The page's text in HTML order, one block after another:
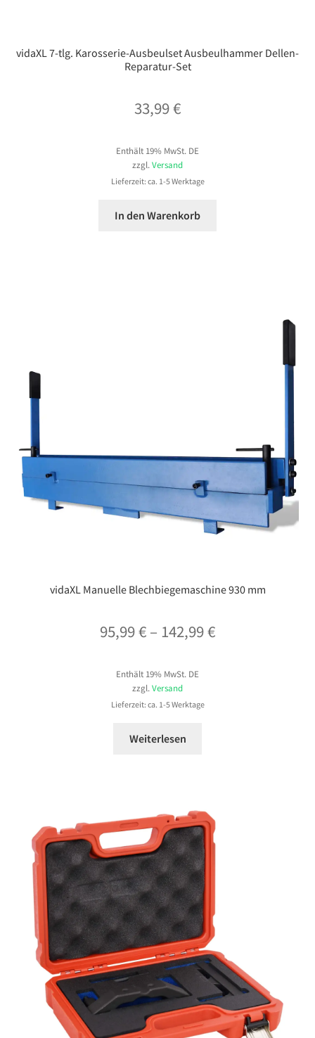
vidaXL 7-tlg. Karosserie-Ausbeulset Ausbeulhammer Dellen-
Reparatur-Set
33,99€
Enthält 19% MwSt. DE
zzgl.Versand
Lieferzeit: ca. 1-5 Werktage
In den Warenkorb
vidaXL Manuelle Blechbiegemaschine 930 mm
95,99€ – 142,99€Preisspanne:
Enthält 19% MwSt. DE
zzgl.Versand
Lieferzeit: ca. 1-5 Werktage
Weiterlesen